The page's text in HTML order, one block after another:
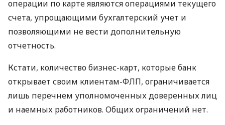
операции по карте являются операциями текущего
счета, упрощающими бухгалтерский учет и
позволяющими не вести дополнительную
отчетность.
Кстати, количество бизнес-карт, которые банк
открывает своим клиентам-ФЛП, ограничивается
лишь перечнем уполномоченных доверенных лиц
и наемных работников. Общих ограничений нет.